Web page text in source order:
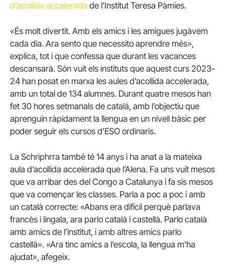
d’acollida accelerada de l’Institut Teresa Pàmies.
«És molt divertit. Amb els amics i les amigues jugàvem
cada dia. Ara sento que necessito aprendre més»,
explica, tot i que confessa que durant les vacances
descansarà. Són vuit els instituts que aquest curs 2023-
24 han posat en marxa les aules d’acollida accelerada,
amb un total de 134 alumnes. Durant quatre mesos han
fet 30 hores setmanals de català, amb l’objectiu que
aprenguin ràpidament la llengua en un nivell bàsic per
poder seguir els cursos d’ESO ordinaris.
La Schriphrra també té 14 anys i ha anat a la mateixa
aula d’acollida accelerada que l’Alena. Fa uns vuit mesos
que va arribar des del Congo a Catalunya i fa sis mesos
que va començar les classes. Parla a poc a poc i amb
un català correcte: «Abans era difícil perquè parlava
francès i lingala, ara parlo català i castellà. Parlo català
amb amics de l’institut, i amb altres amics parlo
castellà». «Ara tinc amics a l’escola, la llengua m’ha
ajudat», afegeix.